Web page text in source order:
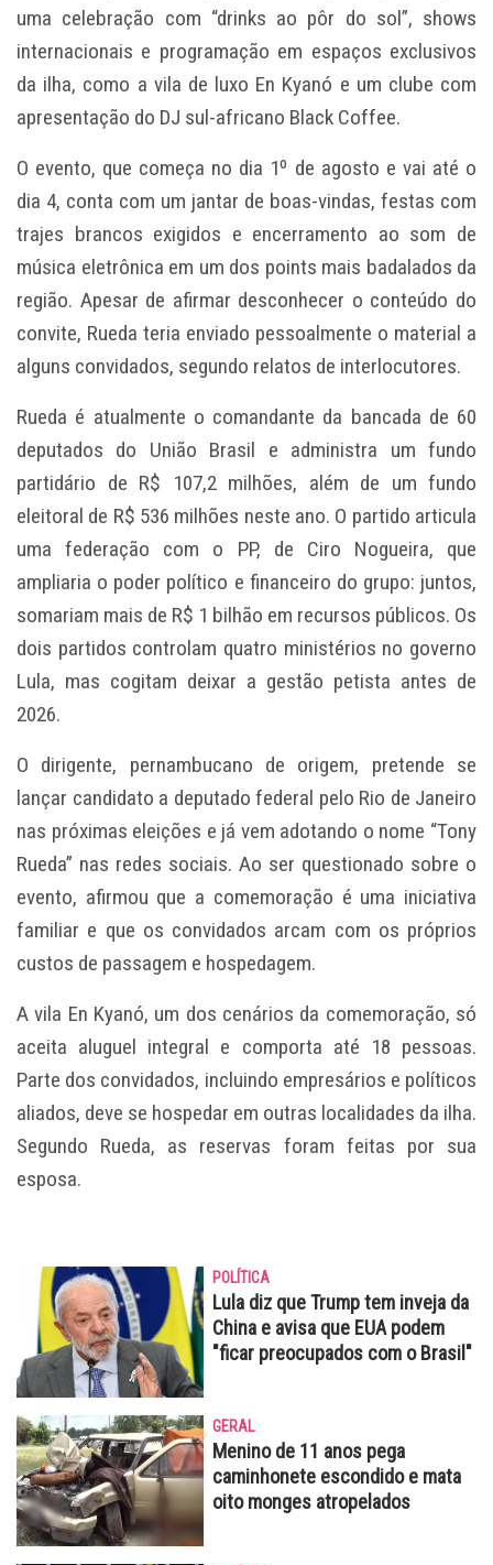
uma celebração com “drinks ao pôr do sol”, shows
internacionais e programação em espaços exclusivos
da ilha, como a vila de luxo En Kyanó e um clube com
apresentação do DJ sul-africano Black Coffee.
O evento, que começa no dia 1º de agosto e vai até o
dia 4, conta com um jantar de boas-vindas, festas com
trajes brancos exigidos e encerramento ao som de
música eletrônica em um dos points mais badalados da
região. Apesar de afirmar desconhecer o conteúdo do
convite, Rueda teria enviado pessoalmente o material a
alguns convidados, segundo relatos de interlocutores.
Rueda é atualmente o comandante da bancada de 60
deputados do União Brasil e administra um fundo
partidário de R$ 107,2 milhões, além de um fundo
eleitoral de R$ 536 milhões neste ano. O partido articula
uma federação com o PP, de Ciro Nogueira, que
ampliaria o poder político e financeiro do grupo: juntos,
somariam mais de R$ 1 bilhão em recursos públicos. Os
dois partidos controlam quatro ministérios no governo
Lula, mas cogitam deixar a gestão petista antes de
2026.
O dirigente, pernambucano de origem, pretende se
lançar candidato a deputado federal pelo Rio de Janeiro
nas próximas eleições e já vem adotando o nome “Tony
Rueda” nas redes sociais. Ao ser questionado sobre o
evento, afirmou que a comemoração é uma iniciativa
familiar e que os convidados arcam com os próprios
custos de passagem e hospedagem.
A vila En Kyanó, um dos cenários da comemoração, só
aceita aluguel integral e comporta até 18 pessoas.
Parte dos convidados, incluindo empresários e políticos
aliados, deve se hospedar em outras localidades da ilha.
Segundo Rueda, as reservas foram feitas por sua
esposa.
POLÍTICA
Lula diz que Trump tem inveja da
China e avisa que EUA podem
"ficar preocupados com o Brasil"
GERAL
Menino de 11 anos pega
caminhonete escondido e mata
oito monges atropelados